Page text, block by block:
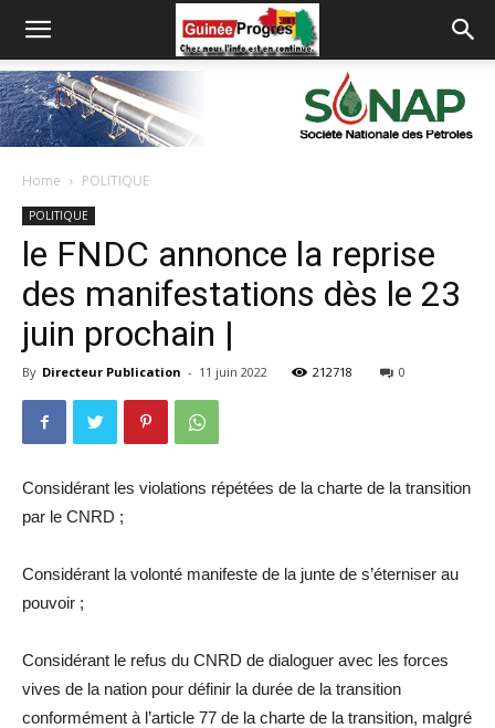
Home POLITIQUE
POLITIQUE
le FNDC annonce la reprise
des manifestations dès le 23
juin prochain |
By Directeur Publication - 11 juin 2022 212718 0
Considérant les violations répétées de la charte de la transition
par le CNRD ;
Considérant la volonté manifeste de la junte de s’éterniser au
pouvoir ;
Considérant le refus du CNRD de dialoguer avec les forces
vives de la nation pour définir la durée de la transition
conformément à l’article 77 de la charte de la transition, malgré